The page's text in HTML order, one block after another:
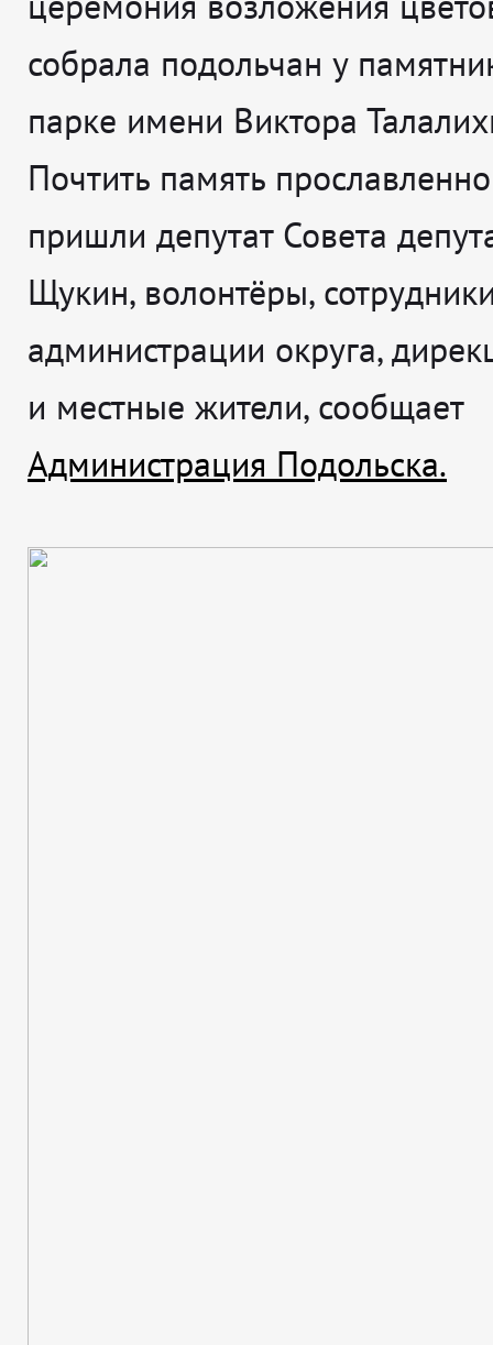
собрала подольчан у
парке имени Виктора
Почтить память
пришли депутат Совета
Щукин, волонтёры,
администрации округа,
и местные жители, сообщает
Администрация Подольска.